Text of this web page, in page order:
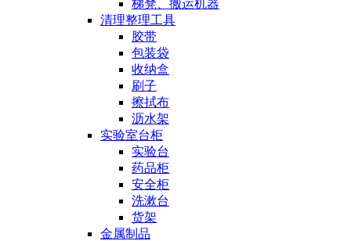
梯凳、搬运机器
清理整理工具
胶带
包装袋
收纳盒
刷子
擦拭布
沥水架
实验室台柜
实验台
药品柜
安全柜
洗漱台
货架
金属制品